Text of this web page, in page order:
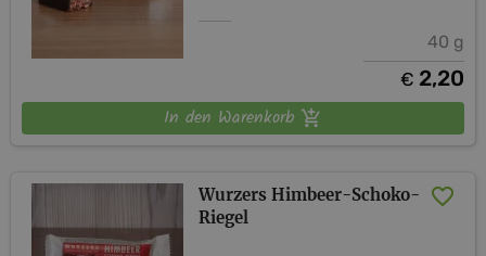
40 g
€ 2,20
In den Warenkorb
Wurzers Himbeer-Schoko-
Riegel